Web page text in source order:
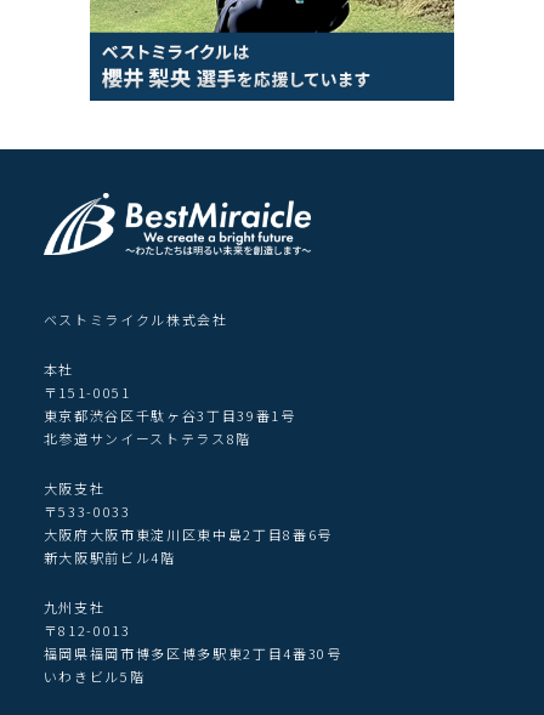
ベストミライクル株式会社
本社
〒151-0051
東京都渋谷区千駄ヶ谷3丁目39番1号
北参道サンイーストテラス8階
大阪支社
〒533-0033
大阪府大阪市東淀川区東中島2丁目8番6号
新大阪駅前ビル4階
九州支社
〒812-0013
福岡県福岡市博多区博多駅東2丁目4番30号
いわきビル5階